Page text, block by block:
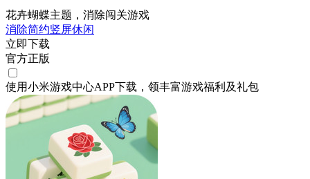
花卉蝴蝶主题，消除闯关游戏
消除简约竖屏休闲
立即下载
官方正版
使用小米游戏中心APP下载 ，领丰富游戏福利 及礼包